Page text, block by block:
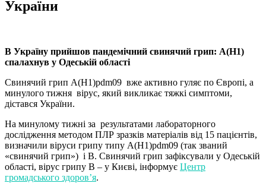
України
В Україну прийшов пандемічний свинячий грип: А(Н1)
спалахнув у Одеській області
Свинячий грип А(Н1)pdm09 вже активно гуляє по Європі, а
минулого тижня вірус, який викликає тяжкі симптоми,
дістався України.
На минулому тижні за результатами лабораторного
дослідження методом ПЛР зразків матеріалів від 15 пацієнтів,
визначили віруси грипу типу А(Н1)pdm09 (так званий
«свинячий грип») і B. Свинячий грип зафіксували у Одеській
області, вірус грипу В – у Києві, інформує Центр
громадського здоров’я.